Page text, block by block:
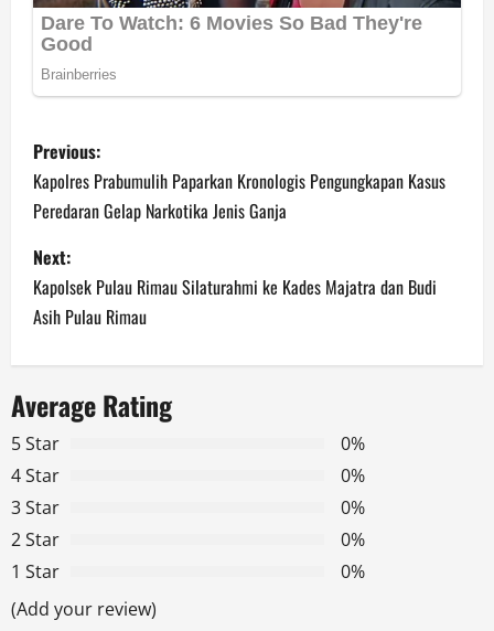
P
o
s
t
n
a
v
i
g
a
t
Previous:
Kapolres Prabumulih Paparkan Kronologis Pengungkapan Kasus
Peredaran Gelap Narkotika Jenis Ganja
Next:
Kapolsek Pulau Rimau Silaturahmi ke Kades Majatra dan Budi
Asih Pulau Rimau
Average Rating
5 Star
0%
4 Star
0%
3 Star
0%
2 Star
0%
1 Star
0%
(Add your review)